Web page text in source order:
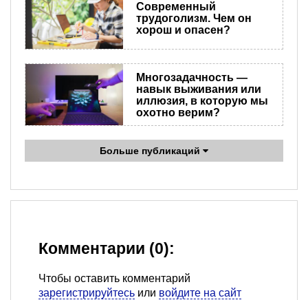
Современный
трудоголизм. Чем он
хорош и опасен?
Многозадачность —
навык выживания или
иллюзия, в которую мы
охотно верим?
Больше публикаций
Комментарии (0):
Чтобы оставить комментарий
зарегистрируйтесь или войдите на сайт